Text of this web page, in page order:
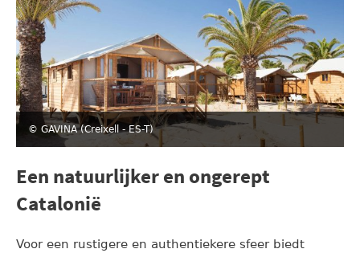
© GAVINA (Creixell - ES-T)
Een natuurlijker en ongerept
Catalonië
Voor een rustigere en authentiekere sfeer biedt